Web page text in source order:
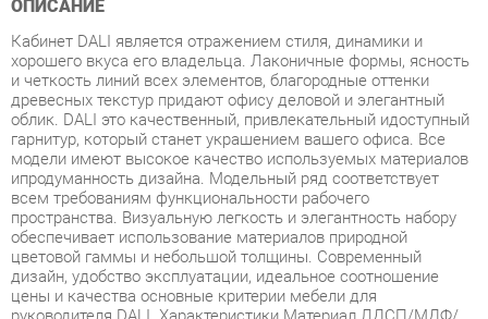
и четкость линий всех элементов, благородные оттенки
древесных текстур придают офису деловой и элегантный
облик. DALI это качественный, привлекательный идоступный
гарнитур, который станет украшением вашего офиса. Все
модели имеют высокое качество используемых материалов
ипродуманность дизайна. Модельный ряд соответствует
всем требованиям функциональности рабочего
пространства. Визуальную легкость и элегантность набору
обеспечивает использование материалов природной
цветовой гаммы и небольшой толщины. Современный
дизайн, удобство эксплуатации, идеальное соотношение
цены и качества основные критерии мебели для
руководителя DALI. Характеристики Материал ЛДСП/МДФ/
шпон Покрытие лак Толщина столешниц 33 мм Толщина
каркасов тумб и шкафов 16 мм Кромка столешниц и топов
шпон Ящики направляющие скрытого монтажа, технология
Push-to-Open Стекло матовое в алюминиевой рамке Фасады